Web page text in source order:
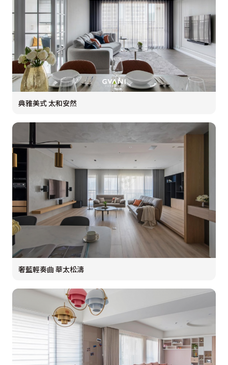
典雅美式 太和安然
奢藍輕奏曲 華太松濤